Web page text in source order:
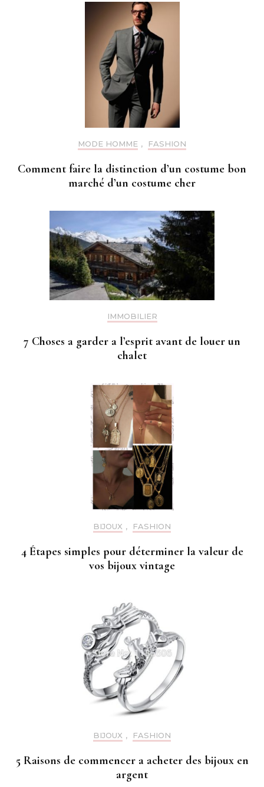
MODE HOMME , FASHION
Comment faire la distinction d’un costume bon
marché d’un costume cher
IMMOBILIER
7 Choses a garder a l’esprit avant de louer un
chalet
BIJOUX , FASHION
4 Étapes simples pour déterminer la valeur de
vos bijoux vintage
BIJOUX , FASHION
5 Raisons de commencer a acheter des bijoux en
argent